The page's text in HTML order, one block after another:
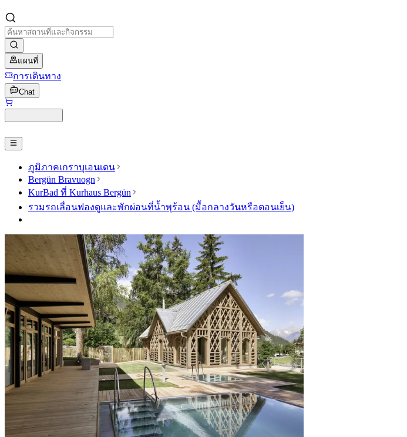
แผนที่
การเดินทาง
Chat
ภูมิภาคเกราบุเอนเดน
Bergün Bravuogn
KurBad ที่ Kurhaus Bergün
รวมรถเลื่อนฟองดูและพักผ่อนที่น้ำพุร้อน (มื้อกลางวันหรือตอนเย็น)